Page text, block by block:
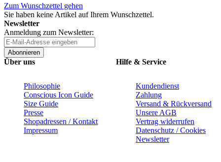
Zum Wunschzettel gehen
Sie haben keine Artikel auf Ihrem Wunschzettel.
Newsletter
Anmeldung zum Newsletter:
Abonnieren
Über uns
Philosophie
Conscious Icon Guide
Size Guide
Presse
Shopadressen / Kontakt
Impressum
Hilfe & Service
Kundendienst
Zahlung
Versand & Rückversand
Unsere AGB
Vertrag widerrufen
Datenschutz / Cookies
Newsletter